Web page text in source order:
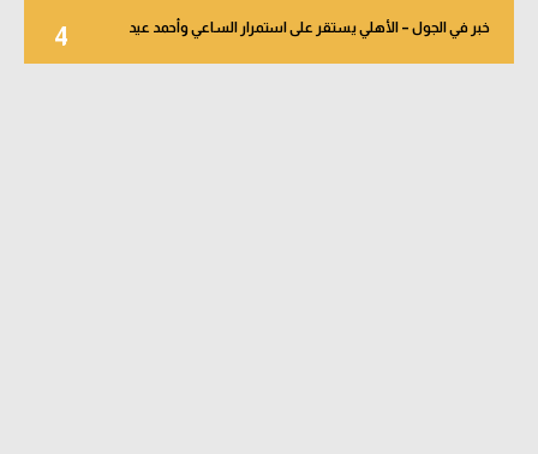
4 خبر في الجول – الأهلي يستقر على استمرار الساعي وأحمد عيد